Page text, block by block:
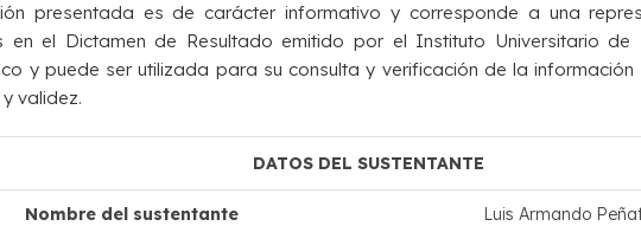
presentada es de carácter informativo y corresponde a una
en el Dictamen de Resultado emitido por el Instituto Universitario
y puede ser utilizada para su consulta y verificación de la
validez.
DATOS DEL SUSTENTANTE
Nombre del sustentante Luis Armando